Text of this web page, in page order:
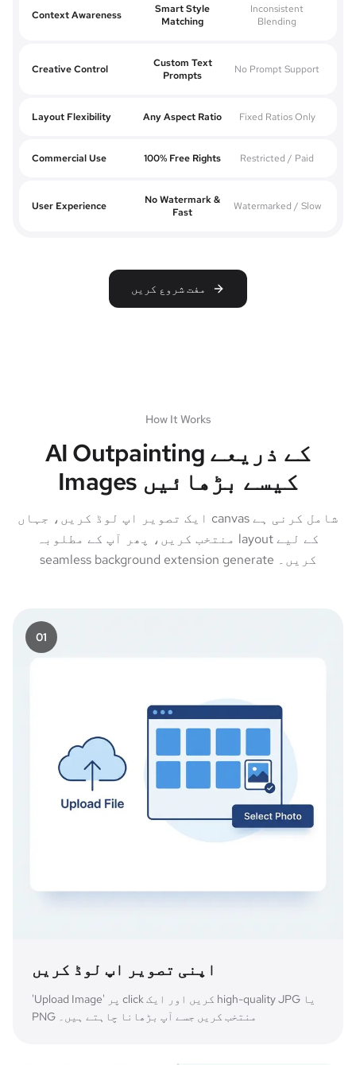
Context Awareness
Smart Style
Matching
Inconsistent
Blending
Creative Control
Custom Text
Prompts
No Prompt Support
Layout Flexibility Any Aspect Ratio Fixed Ratios Only
Commercial Use 100% Free Rights Restricted / Paid
User Experience
No Watermark &
Fast
Watermarked / Slow
مفت شروع کریں
How It Works
AI Outpainting کے ذریعے
Images کیسے بڑھائیں
ایک تصویر اپ لوڈ کریں، جہاں canvas شامل کرنی ہے
منتخب کریں، پھر آپ کے مطلوبہ layout کے لیے
seamless background extension generate کریں۔
01
اپنی تصویر اپ لوڈ کریں
'Upload Image' پر click کریں اور ایک high-quality JPG یا
PNG منتخب کریں جسے آپ بڑھانا چاہتے ہیں۔